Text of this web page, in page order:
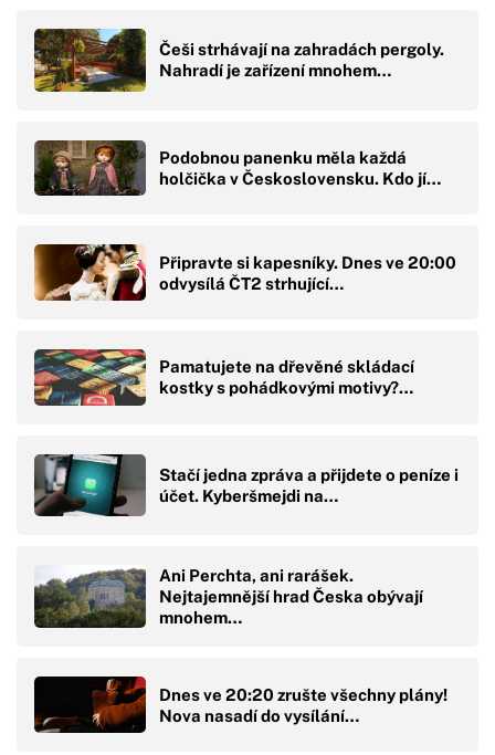
Češi strhávají na zahradách pergoly.
Nahradí je zařízení mnohem…
Podobnou panenku měla každá
holčička v Československu. Kdo jí…
Připravte si kapesníky. Dnes ve 20:00
odvysílá ČT2 strhující…
Pamatujete na dřevěné skládací
kostky s pohádkovými motivy?…
Stačí jedna zpráva a přijdete o peníze i
účet. Kyberšmejdi na…
Ani Perchta, ani rarášek.
Nejtajemnější hrad Česka obývají
mnohem…
Dnes ve 20:20 zrušte všechny plány!
Nova nasadí do vysílání…